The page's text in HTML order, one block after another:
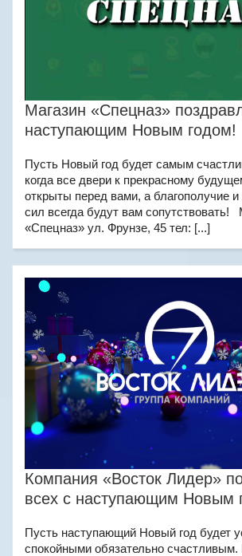
Магазин «Спецназ»
наступающим Новым годом!
Пусть Новый год будет самым
когда все двери к прекрасному
открыты перед вами, а благополучие
сил всегда будут вам сопутствовать!
«Спецназ» ул. Фрунзе, 45 тел: [...]
Компания «Восток Лидер»
всех с наступающим Новым
Пусть наступающий Новый год будет
спокойными обязательно